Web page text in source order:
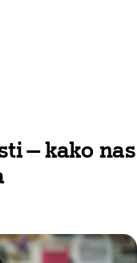
— kako nas